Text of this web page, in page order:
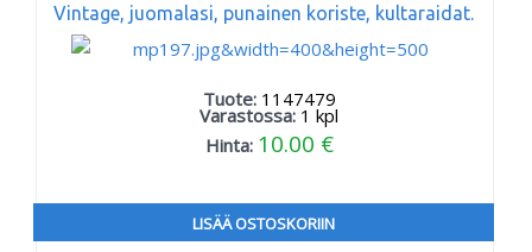
Vintage, juomalasi, punainen koriste, kultaraidat.
Tuote: 1147479
Varastossa: 1 kpl
Hinta: 10.00 €
LISÄÄ OSTOSKORIIN